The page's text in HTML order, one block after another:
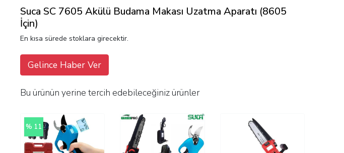
Suca SC 7605 Akülü Budama Makası Uzatma Aparatı (8605
İçin)
En kısa sürede stoklara girecektir.
Gelince Haber Ver
Bu ürünün yerine tercih edebileceğiniz ürünler
% 11